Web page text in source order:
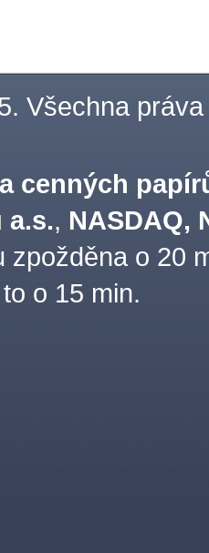
Všechna práva
cenných
a.s., NASDAQ,
zpožděna o 20
o 15 min.